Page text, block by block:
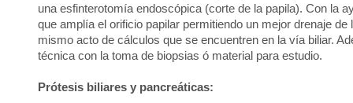
una esfinterotomía endoscópica (corte de la papila). Con la
que amplía el orificio papilar permitiendo un mejor drenaje de
mismo acto de cálculos que se encuentren en la vía biliar.
técnica con la toma de biopsias ó material para estudio.
Prótesis biliares y pancreáticas: